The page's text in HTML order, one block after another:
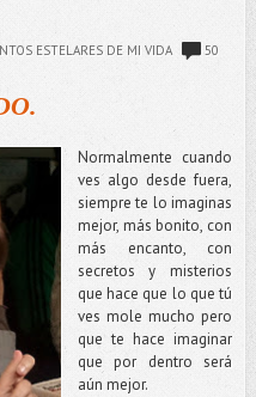
ESTELARES DE MI VIDA
50
Normalmente cuando
ves algo desde fuera,
siempre te lo imaginas
mejor, más bonito, con
más encanto, con
secretos y misterios
que hace que lo que tú
ves mole mucho pero
que te hace imaginar
que por dentro será
aún mejor.